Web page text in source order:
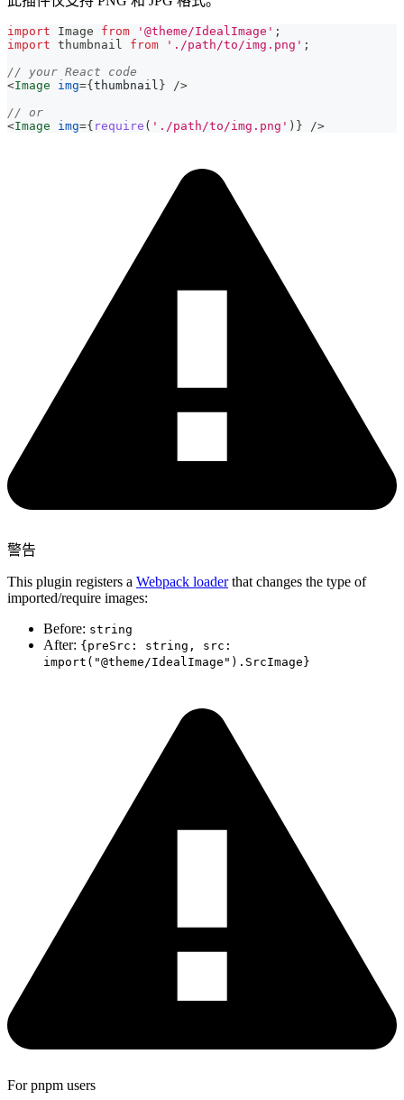
import Image from '@theme/IdealImage' ;
import thumbnail from './path/to/img.png' ;
// your React code
<Image img={ thumbnail }
/>
// or
<Image img={ require ( './path/to/img.png' ) } />
警告
This plugin registers a Webpack loaderthat changes the type of
imported/require images:
Before: string
After: {preSrc: string, src:
import("@theme/IdealImage").SrcImage}
For pnpm users